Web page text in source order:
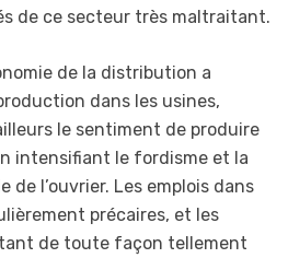
de ce secteur très maltraitant.
de la distribution a
dans les usines,
le sentiment de produire
intensifiant le fordisme et la
l’ouvrier. Les emplois dans
précaires, et les
de toute façon tellement